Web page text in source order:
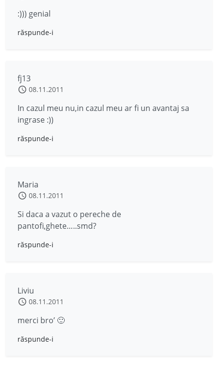
:))) genial
răspunde-i
fj13
08.11.2011
In cazul meu nu,in cazul meu ar fi un avantaj sa
ingrase :))
răspunde-i
Maria
08.11.2011
Si daca a vazut o pereche de
pantofi,ghete…..smd?
răspunde-i
Liviu
08.11.2011
merci bro’ 🙂
răspunde-i